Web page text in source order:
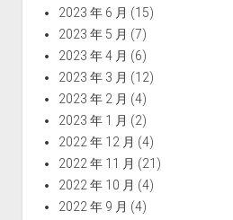
2023 年 6 月 (15)
2023 年 5 月 (7)
2023 年 4 月 (6)
2023 年 3 月 (12)
2023 年 2 月 (4)
2023 年 1 月 (2)
2022 年 12 月 (4)
2022 年 11 月 (21)
2022 年 10 月 (4)
2022 年 9 月 (4)